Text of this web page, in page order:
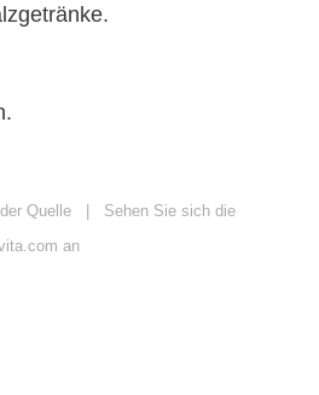
Quelle | Sehen Sie sich die
an